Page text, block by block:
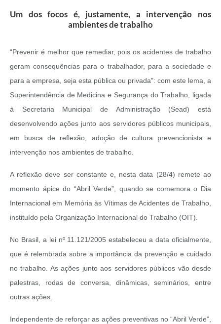
Um dos focos é, justamente, a intervenção nos
ambientes de trabalho
“Prevenir é melhor que remediar, pois os acidentes de trabalho
geram consequências para o trabalhador, para a sociedade e
para a empresa, seja esta pública ou privada": com este lema, a
Superintendência de Medicina e Segurança do Trabalho, ligada
à Secretaria Municipal de Administração (Sead) está
desenvolvendo ações junto aos servidores públicos municipais,
em busca de reflexão, adoção de cultura prevencionista e
intervenção nos ambientes de trabalho.
A reflexão deve ser constante e, nesta data (28/4) remete ao
momento ápice do “Abril Verde”, quando se comemora o Dia
Internacional em Memória às Vítimas de Acidentes de Trabalho,
instituído pela Organização Internacional do Trabalho (OIT).
No Brasil, a lei nº 11.121/2005 estabeleceu a data oficialmente,
que é relembrada sobre a importância da prevenção e cuidado
no trabalho. As ações junto aos servidores públicos vão desde
palestras, rodas de conversa, dinâmicas, seminários, entre
outras ações.
Independente de reforçar as ações preventivas no “Abril Verde”,